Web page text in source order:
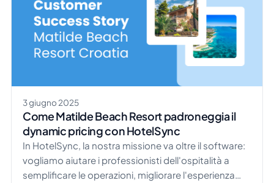
3 giugno 2025
Come Matilde Beach Resort padroneggia il
dynamic pricing con HotelSync
In HotelSync, la nostra missione va oltre il software:
vogliamo aiutare i professionisti dell'ospitalità a
semplificare le operazioni, migliorare l'esperienza